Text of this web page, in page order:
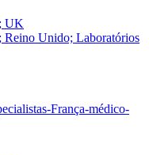
UK
Unido; Laboratórios
França-médico-